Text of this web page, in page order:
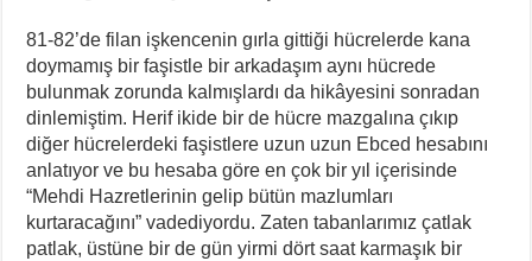
81-82’de filan işkencenin gırla gittiği hücrelerde kana
doymamış bir faşistle bir arkadaşım aynı hücrede
bulunmak zorunda kalmışlardı da hikâyesini sonradan
dinlemiştim. Herif ikide bir de hücre mazgalına çıkıp
diğer hücrelerdeki faşistlere uzun uzun Ebced hesabını
anlatıyor ve bu hesaba göre en çok bir yıl içerisinde
“Mehdi Hazretlerinin gelip bütün mazlumları
kurtaracağını” vadediyordu. Zaten tabanlarımız çatlak
patlak, üstüne bir de gün yirmi dört saat karmaşık bir